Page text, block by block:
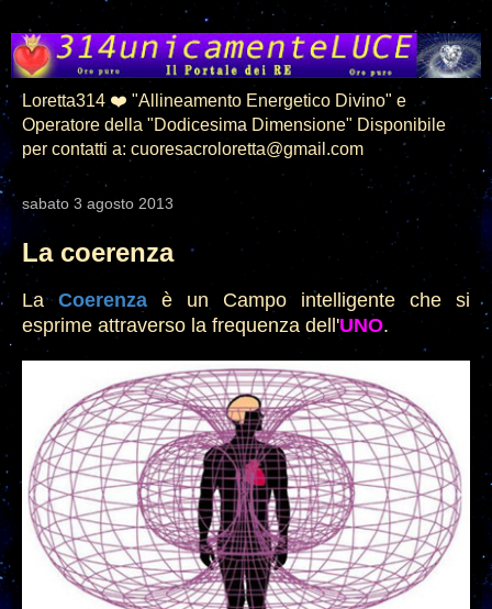
Loretta314 ❤️ "Allineamento Energetico Divino" e
Operatore della "Dodicesima Dimensione" Disponibile
per contatti a: cuoresacroloretta@gmail.com
sabato 3 agosto 2013
La coerenza
La Coerenza è un Campo intelligente che si
esprime attraverso la frequenza dell'UNO.